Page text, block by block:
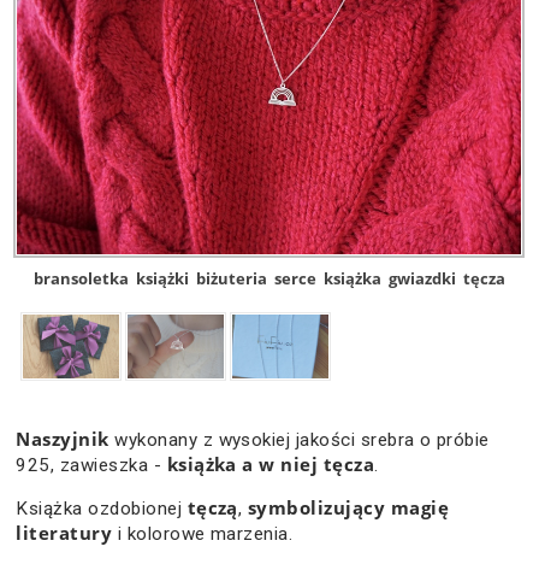
bransoletka książki biżuteria serce książka gwiazdki tęcza
Naszyjnikwykonany z wysokiej jakości srebra o próbie
925, zawieszka - książka a w niej tęcza.
Książka ozdobionej tęczą, symbolizujący magię
literatury i kolorowe marzenia.